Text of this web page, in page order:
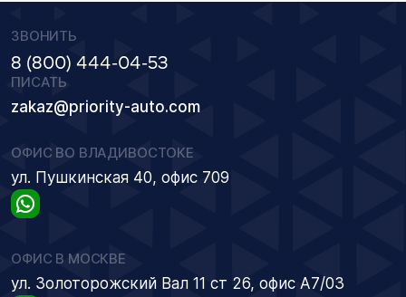
ЗВОНИТЬ
8 (800) 444-04-53
ПИСАТЬ
zakaz@priority-auto.com
ОФИС ВО ВЛАДИВОСТОКЕ
ул. Пушкинская 40, офис 709
ОФИС В МОСКВЕ
ул. Золоторожский Вал 11 ст 26, офис А7/03